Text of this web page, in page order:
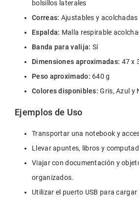
bolsillos laterales
Correas: Ajustables y acolchadas
Espalda: Malla respirable
Banda para valija: Sí
Dimensiones aproximadas: 47 x
Peso aproximado: 640 g
Colores disponibles: Gris, Azul y
Ejemplos de Uso
Transportar una notebook y
Llevar apuntes, libros y
Viajar con documentación y
organizados.
Utilizar el puerto USB para